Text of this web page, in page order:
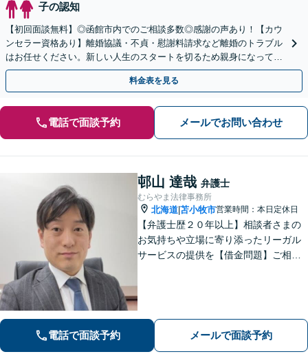
子の認知
【初回面談無料】◎函館市内でのご相談多数◎感謝の声あり！【カウ
ンセラー資格あり】離婚協議・不貞・慰謝料請求など離婚のトラブル
はお任せください。新しい人生のスタートを切るため親身になって対
応します。【夜間・休日対応可能】【弁護士歴13年以上】
料金表を見る
電話で面談予約 メールでお問い合わせ
邨山 達哉 弁護士
むらやま法律事務所
北海道 苫小牧市営業時間：本日定休日
【弁護士歴２０年以上】相談者さまの
お気持ちや立場に寄り添ったリーガル
サービスの提供を【借金問題】ご相談
電話で面談予約 メールで面談予約